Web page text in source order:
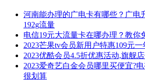
河南能办理的广电卡有哪些？广电
192g流量
电信19元大流量卡在哪办理？教你
2023芒果tv会员新用户特惠109元
2023优酷会员4.5折优惠活动,旗舰
2023爱奇艺白金会员哪里买便宜?
很划算